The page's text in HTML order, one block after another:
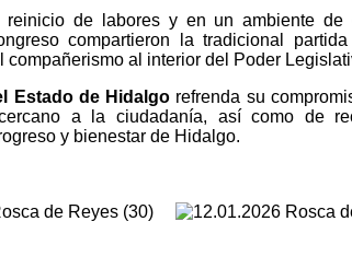
reinicio de labores y en un ambiente de
compartieron la tradicional
compañerismo al interior del Poder
Estado de Hidalgo refrenda su
a la ciudadanía, así como de
y bienestar de Hidalgo.